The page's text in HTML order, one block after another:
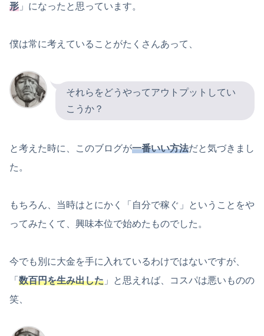
形 」になったと思っています。
僕は常に考えていることがたくさんあって、
それらをどうやってアウトプットしてい
こうか？
と考えた時に、このブログが一番いい方法だと気づきまし
た。
もちろん、当時はとにかく「自分で稼ぐ」ということをや
ってみたくて、興味本位で始めたものでした。
今でも別に大金を手に入れているわけではないですが、
「 数百円を生み出した 」と思えれば、コスパは悪いものの
笑、